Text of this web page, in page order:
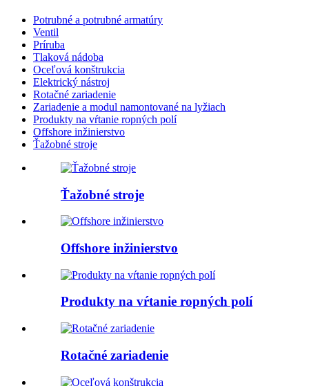
Potrubné a potrubné armatúry
Ventil
Príruba
Tlaková nádoba
Oceľová konštrukcia
Elektrický nástroj
Rotačné zariadenie
Zariadenie a modul namontované na lyžiach
Produkty na vŕtanie ropných polí
Offshore inžinierstvo
Ťažobné stroje
Ťažobné stroje
Offshore inžinierstvo
Produkty na vŕtanie ropných polí
Rotačné zariadenie